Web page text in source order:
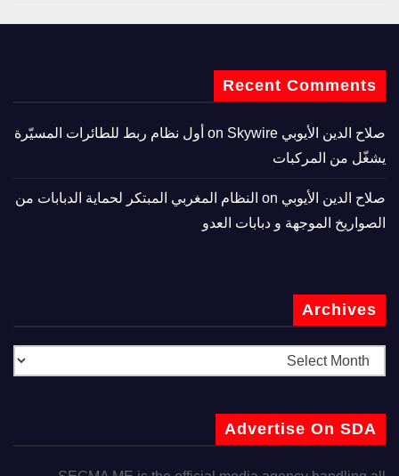
Recent Comments
صلاح الدين الأيوبي
Skywire أول نظام ربط للطائرات المسيّرة
يشغّل من المركبات
صلاح الدين الأيوبي
النظام المغربي المبتكر لحماية الدبابات من
الصواريخ الموجهة و دبابات العدو
Archives
Advertise On SDA